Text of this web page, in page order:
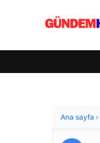
Ana sayfa ›